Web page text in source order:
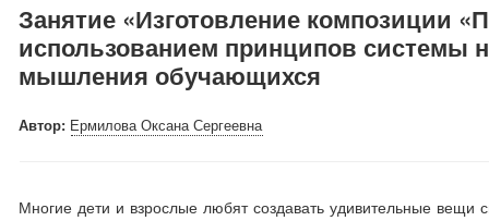
Занятие «Изготовление композиции
использованием принципов системы
мышления обучающихся
Автор: Ермилова Оксана Сергеевна
Многие дети и взрослые любят создавать удивительные вещи